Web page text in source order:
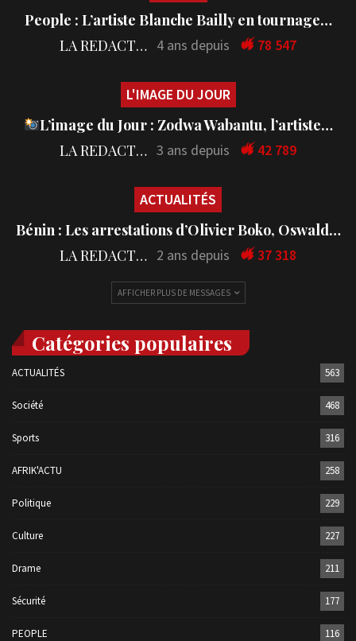
People : L’artiste Blanche Bailly en tournage…
LA REDACTION 4 ans depuis 78 547
L'IMAGE DU JOUR
L’image du Jour : Zodwa Wabantu, l’artiste…
LA REDACTION 3 ans depuis 42 789
ACTUALITÉS
Bénin : Les arrestations d’Olivier Boko, Oswald…
LA REDACTION 2 ans depuis 37 318
AFFICHER PLUS DE MESSAGES
Catégories populaires
ACTUALITÉS 563
Société 468
Sports 316
AFRIK'ACTU 258
Politique 229
Culture 227
Drame 211
Sécurité 177
PEOPLE 116